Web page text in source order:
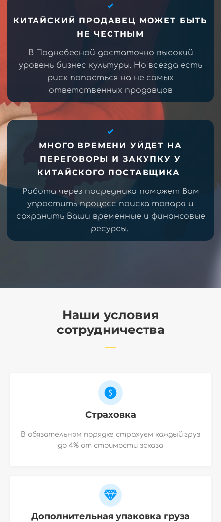
КИТАЙСКИЙ ПРОДАВЕЦ МОЖЕТ БЫТЬ
НЕ ЧЕСТНЫМ
В Поднебесной достаточно высокий
уровень бизнес культуры. Но всегда есть
риск попасться на не самых
ответственных продавцов
МНОГО ВРЕМЕНИ УЙДЕТ НА
ПЕРЕГОВОРЫ И ЗАКУПКУ У
КИТАЙСКОГО ПОСТАВЩИКА
Работа через посредника поможет Вам
упростить процесс поиска товара и
сохранить Ваши временные и финансовые
ресурсы.
Наши условия
сотрудничества
Страховка
В обязательном порядке страхуем каждый груз
до 4% от стоимости заказа
Дополнительная упаковка груза